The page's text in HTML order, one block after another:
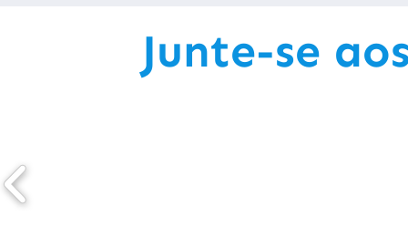
Junte-se